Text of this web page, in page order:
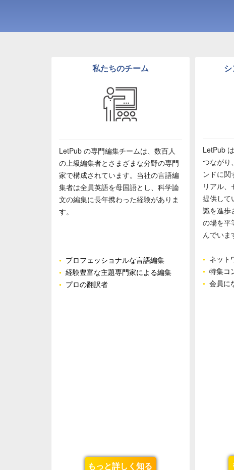
私たちのチーム
LetPub の専門編集チームは、数百人
の上級編集者とさまざまな分野の専門
家で構成されています。当社の言語編
集者は全員英語を母国語とし、科学論
文の編集に長年携わった経験がありま
す。
• プロフェッショナルな言語編集
• 経験豊富な主題専門家による編集
• プロの翻訳者
もっと詳しく知る
LetPub
つながり
ンドに関
リアル
提供して
識を進歩
の場を平
んでいま
• ネット
• 特集コ
• 会員に